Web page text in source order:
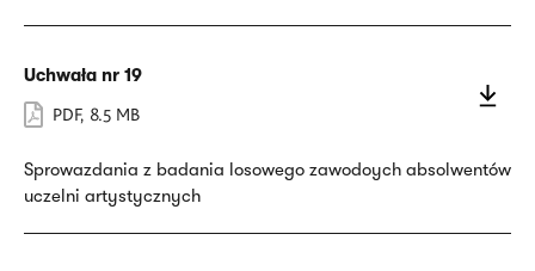
Uchwała nr 19
PDF, 8.5 MB
Sprowazdania z badania losowego zawodoych absolwentów
uczelni artystycznych